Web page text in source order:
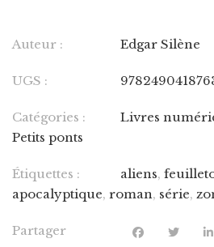
Auteur : Edgar Silène
UGS :
Catégories : Livres
Petits ponts
Étiquettes : aliens,
apocalyptique, roman, série,
Partager